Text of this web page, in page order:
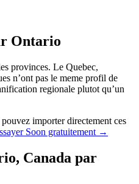
Ontario
provinces. Le Quebec,
n’ont pas le meme profil de
regionale plutot qu’un
importer directement ces
Soon gratuitement →
Canada par